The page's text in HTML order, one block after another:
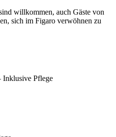
willkommen, auch Gäste von
sich im Figaro verwöhnen zu
Inklusive Pflege